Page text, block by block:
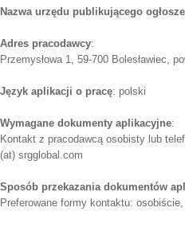
Nazwa urzędu publikującego
Adres pracodawcy:
Przemysłowa 1, 59-700 Bolesławiec,
Język aplikacji o pracę: polski
Wymagane dokumenty aplikacyjne:
Kontakt z pracodawcą osobisty lub
(at) srgglobal.com
Sposób przekazania dokumentów
Preferowane formy kontaktu: